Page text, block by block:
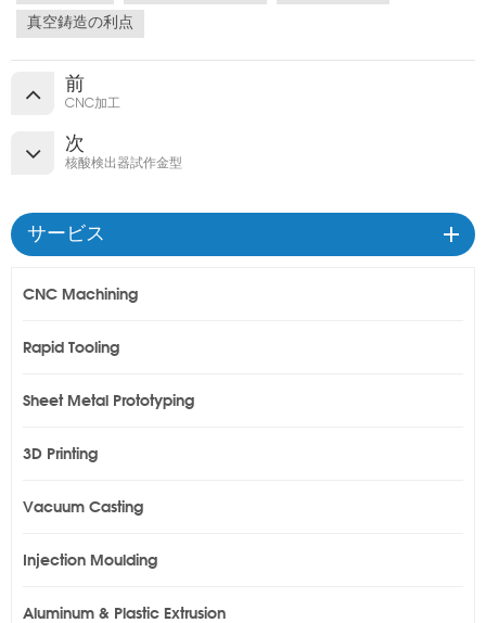
真空鋳造の利点
前
CNC加工
次
核酸検出器試作金型
サービス
CNC Machining
Rapid Tooling
Sheet Metal Prototyping
3D Printing
Vacuum Casting
Injection Moulding
Aluminum & Plastic Extrusion